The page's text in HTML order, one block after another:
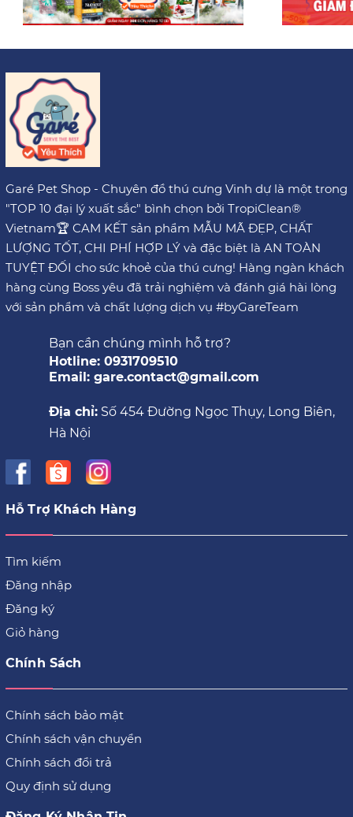
Garé Pet Shop - Chuyên đồ thú cưng Vinh dự là một trong
"TOP 10 đại lý xuất sắc" bình chọn bởi TropiClean®
Vietnam🏆 CAM KẾT sản phẩm MẪU MÃ ĐẸP, CHẤT
LƯỢNG TỐT, CHI PHÍ HỢP LÝ và đặc biệt là AN TOÀN
TUYỆT ĐỐI cho sức khoẻ của thú cưng! Hàng ngàn khách
hàng cùng Boss yêu đã trải nghiệm và đánh giá hài lòng
với sản phẩm và chất lượng dịch vụ #byGareTeam
Bạn cần chúng mình hỗ trợ?
Hotline: 0931709510
Email: gare.contact@gmail.com
Địa chỉ: Số 454 Đường Ngọc Thụy, Long Biên,
Hà Nội
Hỗ Trợ Khách Hàng
Tìm kiếm
Đăng nhập
Đăng ký
Giỏ hàng
Chính Sách
Chính sách bảo mật
Chính sách vận chuyển
Chính sách đổi trả
Quy định sử dụng